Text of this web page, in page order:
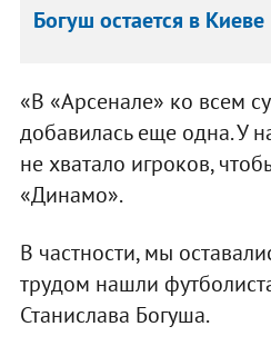
Богуш остается в Киеве
«В «Арсенале» ко всем
добавилась еще одна. У
не хватало игроков,
«Динамо».
В частности, мы
трудом нашли
Станислава Богуша.